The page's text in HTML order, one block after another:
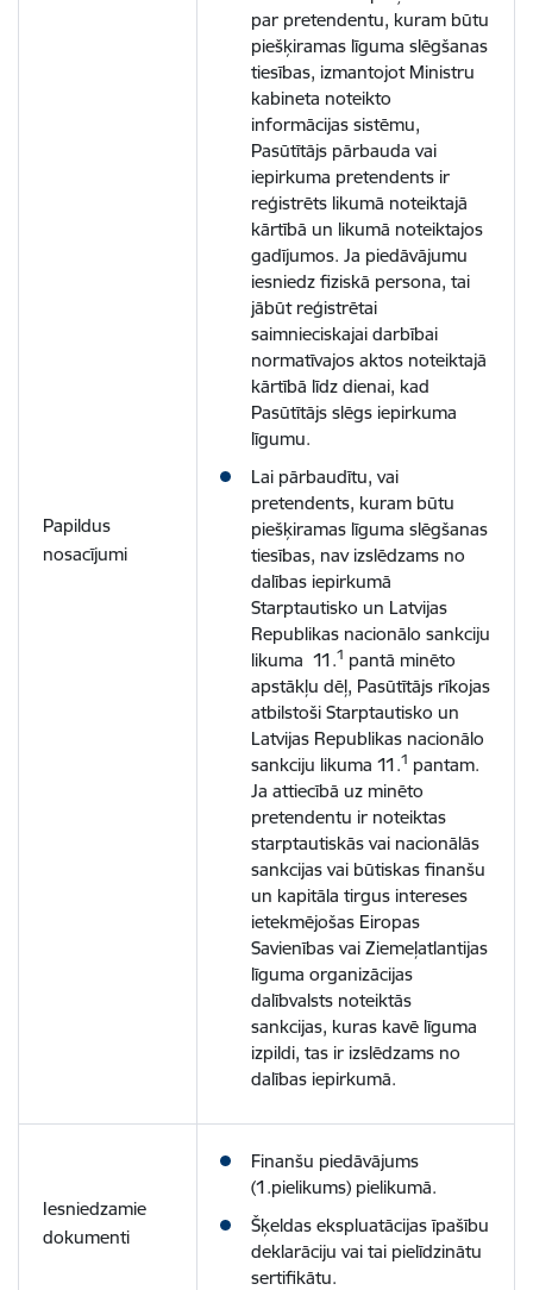
Papildus
nosacījumi
par pretendentu, kuram būtu
piešķiramas līguma slēgšanas
tiesības, izmantojot Ministru
kabineta noteikto
informācijas sistēmu,
Pasūtītājs pārbauda vai
iepirkuma pretendents ir
reģistrēts likumā noteiktajā
kārtībā un likumā noteiktajos
gadījumos. Ja piedāvājumu
iesniedz fiziskā persona, tai
jābūt reģistrētai
saimnieciskajai darbībai
normatīvajos aktos noteiktajā
kārtībā līdz dienai, kad
Pasūtītājs slēgs iepirkuma
līgumu.
Lai pārbaudītu, vai
pretendents, kuram būtu
piešķiramas līguma slēgšanas
tiesības, nav izslēdzams no
dalības iepirkumā
Starptautisko un Latvijas
Republikas nacionālo sankciju
likuma 11.1 pantā minēto
apstākļu dēļ, Pasūtītājs rīkojas
atbilstoši Starptautisko un
Latvijas Republikas nacionālo
sankciju likuma 11.1 pantam.
Ja attiecībā uz minēto
pretendentu ir noteiktas
starptautiskās vai nacionālās
sankcijas vai būtiskas finanšu
un kapitāla tirgus intereses
ietekmējošas Eiropas
Savienības vai Ziemeļatlantijas
līguma organizācijas
dalībvalsts noteiktās
sankcijas, kuras kavē līguma
izpildi, tas ir izslēdzams no
dalības iepirkumā.
Iesniedzamie
dokumenti
Finanšu piedāvājums
(1.pielikums) pielikumā.
Šķeldas ekspluatācijas īpašību
deklarāciju vai tai pielīdzinātu
sertifikātu.